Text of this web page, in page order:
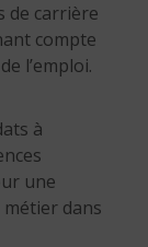
de carrière
compte
l’emploi.
à
une
dans